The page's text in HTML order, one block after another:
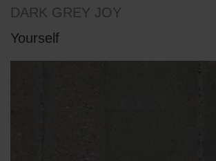
DARK GREY JOY
Yourself